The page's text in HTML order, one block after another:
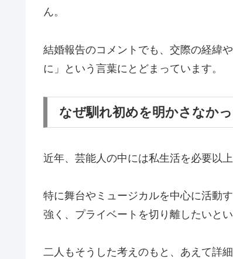
ん。
結婚報告のコメントでも、交際の経緯
に」という言葉にとどまっています。
なぜ馴れ初めを明かさなか
近年、芸能人の中には私生活を必要以
特に舞台やミュージカルを中心に活動
強く、プライベートを切り離したいと
二人もそうした考えのもと、あえて詳